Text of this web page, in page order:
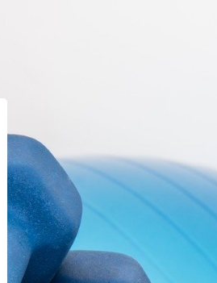
https://liverthone.com